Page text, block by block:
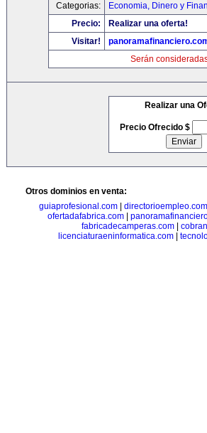
Categorias:
Economia, Dinero y
Precio:
Realizar una oferta!
Visitar!
Serán
Realizar una
Precio Ofrecido $
Otros dominios en venta:
guiaprofesional.com| directorioempleo.com
ofertadafabrica.com|
fabricadecamperas.com
licenciaturaeninformatica.com|